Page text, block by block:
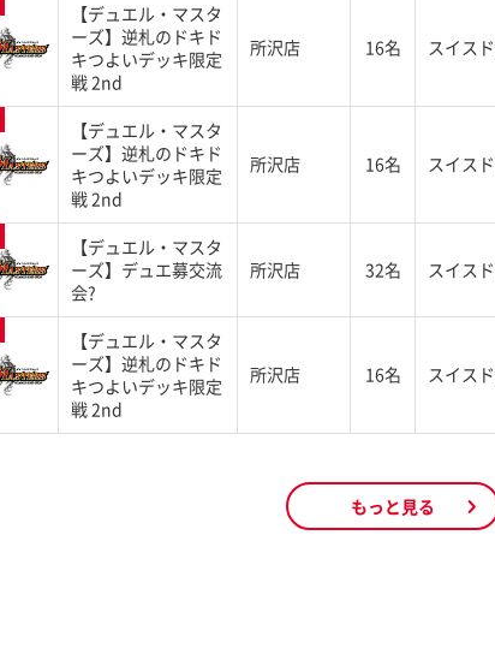
【デュエル・マスタ
ーズ】逆札のドキド
キつよいデッキ限定
戦 2nd
所沢店 16名 スイス
【デュエル・マスタ
ーズ】逆札のドキド
キつよいデッキ限定
戦 2nd
所沢店 16名 スイス
【デュエル・マスタ
ーズ】デュエ募交流
会?
所沢店 32名 スイス
【デュエル・マスタ
ーズ】逆札のドキド
キつよいデッキ限定
戦 2nd
所沢店 16名 スイス
もっと見る